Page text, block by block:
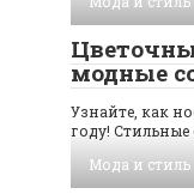
модные
Узнайте, как
году!
Мода и стиль